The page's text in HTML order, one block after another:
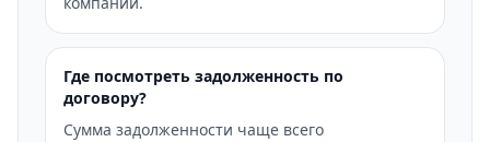
Где посмотреть задолженность по
договору?
Сумма задолженности чаще всего